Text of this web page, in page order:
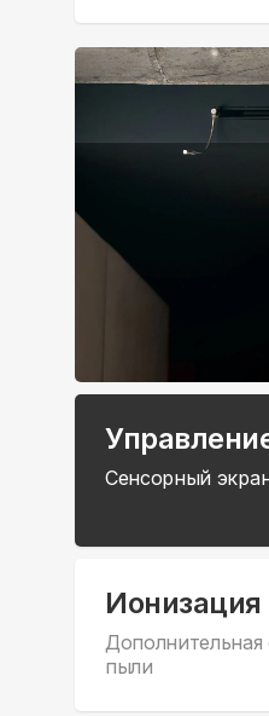
Сенсорный
Ионизация
Дополнительная
пыли